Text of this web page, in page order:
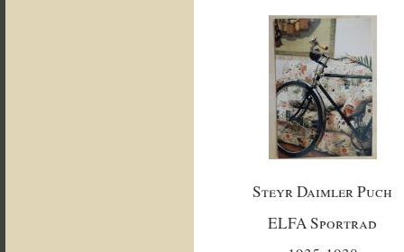
Steyr Daimler Puch
ELFA Sportrad